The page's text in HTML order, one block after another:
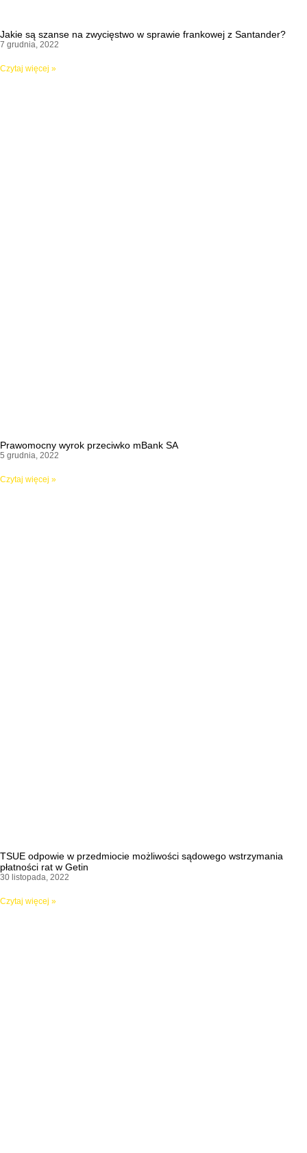
Jakie są szanse na zwycięstwo w sprawie frankowej z Santander?
7 grudnia, 2022
Czytaj więcej »
Prawomocny wyrok przeciwko mBank SA
5 grudnia, 2022
Czytaj więcej »
TSUE odpowie w przedmiocie możliwości sądowego wstrzymania
płatności rat w Getin
30 listopada, 2022
Czytaj więcej »